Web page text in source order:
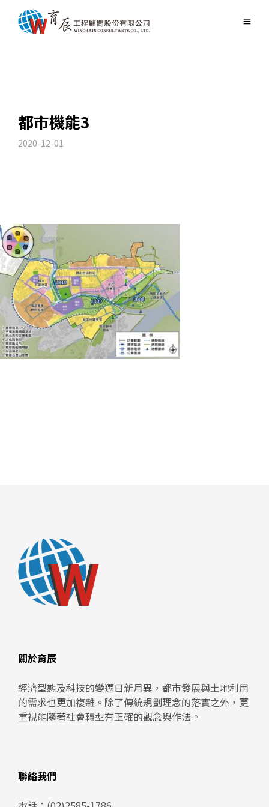
都市機能3
2020-12-01
關於育辰
經濟型態及科技的變遷日新月異，都市發展與土地利用
的需求也更加複雜。除了傳統規劃理念的落實之外，更
重視能隨著社會轉型有正確的觀念與作法。
聯絡我們